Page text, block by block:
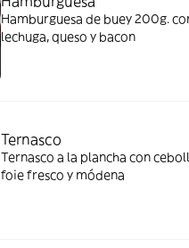
Hamburguesa de buey 200g.
lechuga, queso y bacon
Ternasco
Ternasco a la plancha con
foie fresco y módena